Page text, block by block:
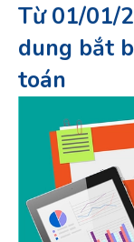
Từ 01/01/
dung bắt
toán